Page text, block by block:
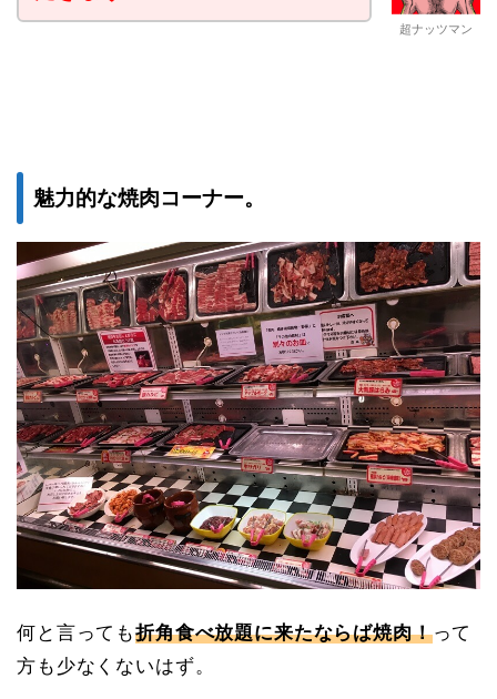
超ナッツマン
魅力的な焼肉コーナー。
何と言っても折角食べ放題に来たならば焼肉！って
方も少なくないはず。